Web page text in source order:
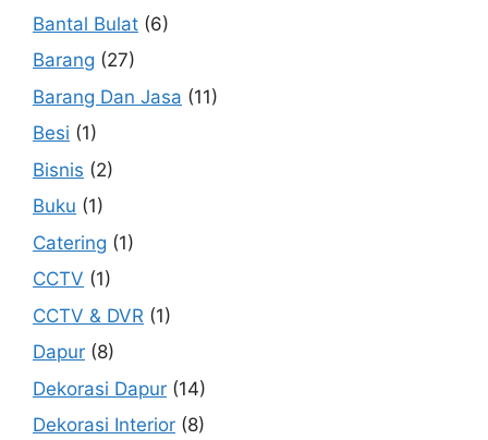
Bantal Bulat (6)
Barang (27)
Barang Dan Jasa (11)
Besi (1)
Bisnis (2)
Buku (1)
Catering (1)
CCTV (1)
CCTV & DVR (1)
Dapur (8)
Dekorasi Dapur (14)
Dekorasi Interior (8)